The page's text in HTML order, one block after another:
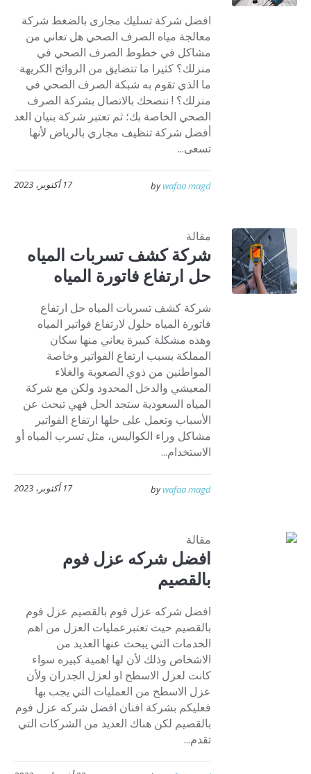
افضل شركة تسليك مجارى بالضغط شركة
معالجة مياه الصرف الصحي هل تعاني من
مشاكل في خطوط الصرف الصحي في
منزلك؟ كثيرا ما تتضايق من الروائح الكريهة
ما الذي تقوم به شبكة الصرف الصحي في
منزلك؟ ! ننصحك بالاتصال بشركة الصرف
الصحي الخاصة بك؛ ثم تعتبر شركة بنيان الغد
أفضل شركة تنظيف مجاري بالرياض لأنها
تسعى...
17 أكتوبر، 2023 bywafaa magd
مقالة
شركة كشف تسربات المياه
حل ارتفاع فاتورة المياه
شركة كشف تسربات المياه حل ارتفاع
فاتورة المياه حلول لارتفاع فواتير المياه
وهذه مشكلة كبيرة يعاني منها سكان
المملكة بسبب ارتفاع الفواتير وخاصة
المواطنين من ذوي الصعوبة والغلاء
المعيشي والدخل المحدود ولكن مع شركة
المياه السعودية ستجد الحل فهي تبحث عن
الأسباب وتعمل على حلها ارتفاع الفواتير
مشاكل وراء الكواليس، مثل تسرب المياه أو
الاستخدام...
17 أكتوبر، 2023 bywafaa magd
مقالة
افضل شركه عزل فوم
بالقصيم
افضل شركه عزل فوم بالقصيم عزل فوم
بالقصيم حيث تعتبرعمليات العزل من اهم
الخدمات التي يبحث عنها العديد من
الاشخاص وذلك لأن لها اهمية كبيره سواء
كانت لعزل الاسطح او لعزل الجدران ولأن
عزل الاسطح من العمليات التي يجب بها
فعليكم بشركة افنان افضل شركه عزل فوم
بالقصيم لكن هناك العديد من الشركات التي
تقدم...